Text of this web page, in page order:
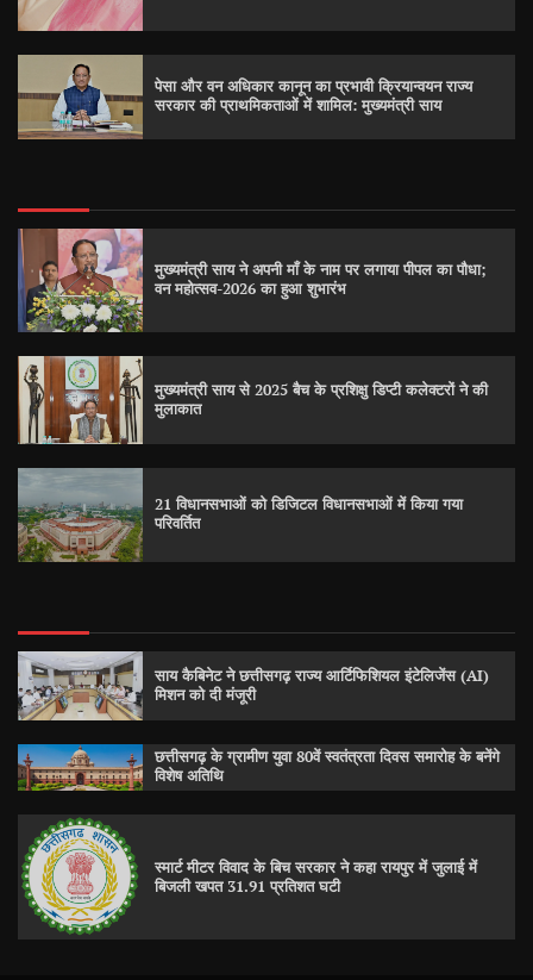
पेसा और वन अधिकार कानून का प्रभावी क्रियान्वयन राज्य
सरकार की प्राथमिकताओं में शामिल: मुख्यमंत्री साय
मुख्यमंत्री साय ने अपनी माँ के नाम पर लगाया पीपल का पौधा;
वन महोत्सव-2026 का हुआ शुभारंभ
मुख्यमंत्री साय से 2025 बैच के प्रशिक्षु डिप्टी कलेक्टरों ने की
मुलाकात
21 विधानसभाओं को डिजिटल विधानसभाओं में किया गया
परिवर्तित
साय कैबिनेट ने छत्तीसगढ़ राज्य आर्टिफिशियल इंटेलिजेंस (AI)
मिशन को दी मंजूरी
छत्तीसगढ़ के ग्रामीण युवा 80वें स्वतंत्रता दिवस समारोह के बनेंगे
विशेष अतिथि
स्मार्ट मीटर विवाद के बिच सरकार ने कहा रायपुर में जुलाई में
बिजली खपत 31.91 प्रतिशत घटी